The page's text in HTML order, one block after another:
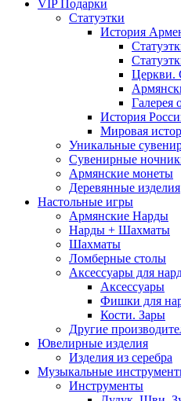
VIP Подарки
Статуэтки
История
Церкви.
Галерея
История
Мировая
Уникальные
Сувенирные
Армянские монеты
Деревянные изделия
Настольные игры
Армянские Нарды
Нарды + Шахматы
Шахматы
Ломберные столы
Аксессуары для
Аксессуары
Фишки для
Кости. Зары
Другие
Ювелирные изделия
Изделия из серебра
Музыкальные
Инструменты